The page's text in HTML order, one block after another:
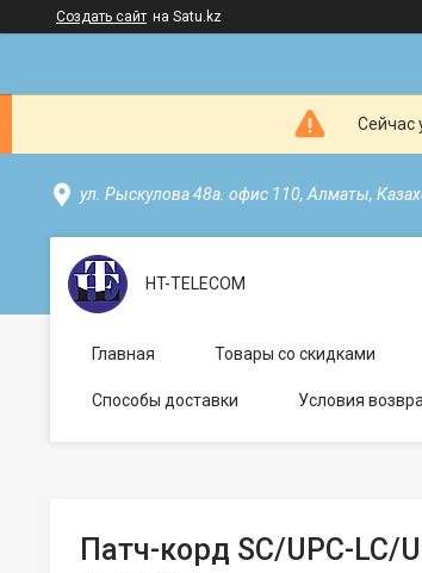
Создать сайт на Satu.kz
Сейчас
ул. Рыскулова 48а. офис 110, Алматы,
HT-TELECOM
Главная Товары со скидками
Способы доставки Условия
Патч-корд SC/UPC-LC/